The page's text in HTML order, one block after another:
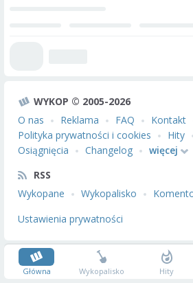
WYKOP © 2005-2026
O nas
Reklama FAQ Kontakt
Polityka prywatności i cookies
Hity
Osiągnięcia
Changelog
więcej
RSS
Wykopane
Wykopalisko
Ustawienia prywatności
Główna Wykopalisko Hity